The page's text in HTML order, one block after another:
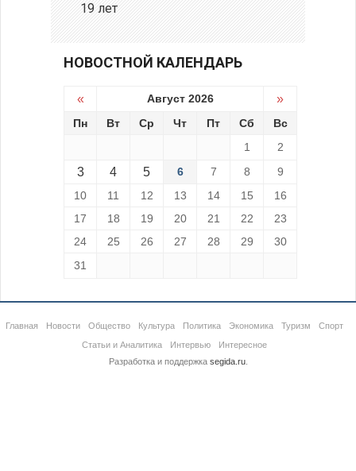
19 лет
НОВОСТНОЙ КАЛЕНДАРЬ
« Август 2026 »
Пн Вт Ср Чт Пт Сб
Вс
1
2
3 4 5 6 7 8
9
10
11 12 13 14 15
16
17
18 19 20 21 22
23
24
25 26 27 28 29
30
31
Главная Новости Общество Культура Политика Экономика Туризм
Спорт
Статьи и Аналитика
Интервью
Интересное
Разработка и поддержка segida.ru.